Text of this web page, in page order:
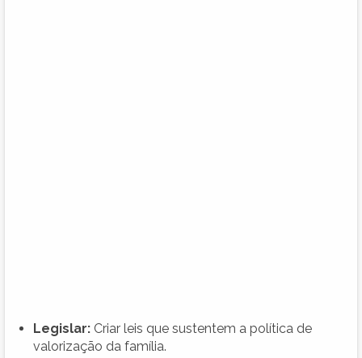
Legislar: Criar leis que sustentem a política de
valorização da família.